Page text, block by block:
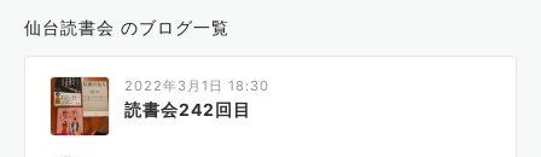
仙台読書会 のブログ一覧
2022年3月1日 18:30
読書会242回目